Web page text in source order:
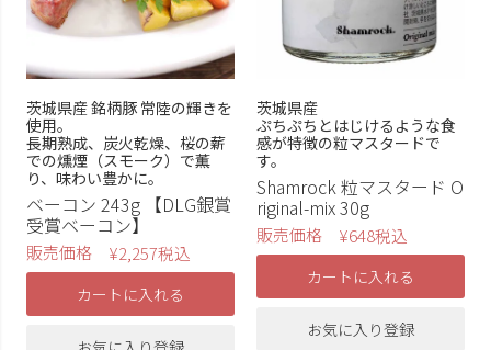
茨城県産 銘柄豚 常陸の輝きを
使用。
長期熟成、炭火乾燥、桜の薪
での燻煙（スモーク）で薫
り、味わい豊かに。
ベーコン 243g 【DLG銀賞
受賞ベーコン】
販売価格 ¥2,257税込
カートに入れる
茨城県産
ぷちぷちとはじけるような食
感が特徴の粒マスタードで
す。
Shamrock 粒マスタード O
riginal-mix 30g
販売価格 ¥648税込
カートに入れる
お気に入り登録